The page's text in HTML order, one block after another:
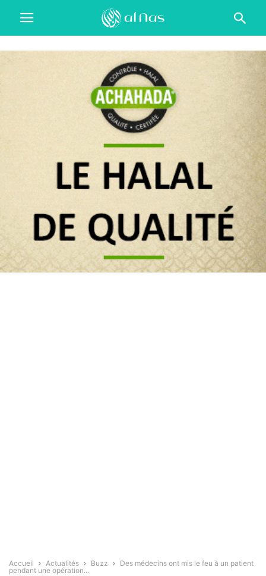
Accueil Actualités Buzz
Des médecins ont mis le feu à un patient
pendant une opération...